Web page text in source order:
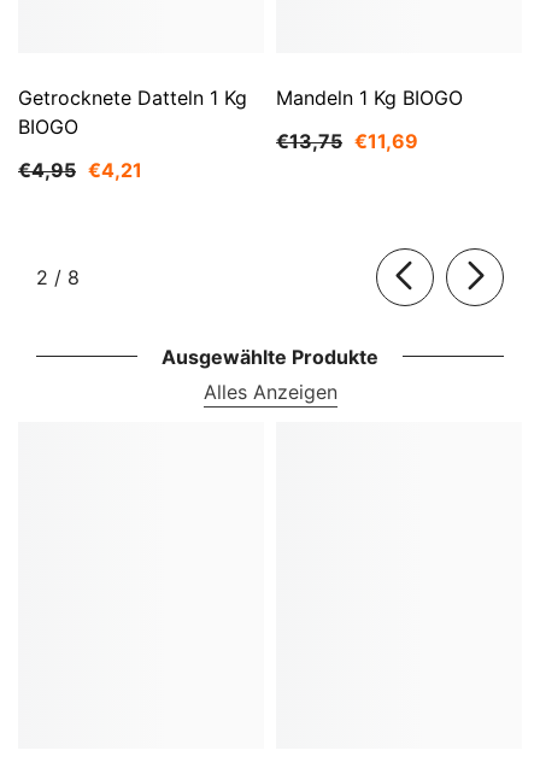
Getrocknete Datteln 1 Kg
BIOGO
€4,95 €4,21
Mandeln 1 Kg BIOGO
€13,75 €11,69
2 / von
8
Ausgewählte Produkte
Alles Anzeigen